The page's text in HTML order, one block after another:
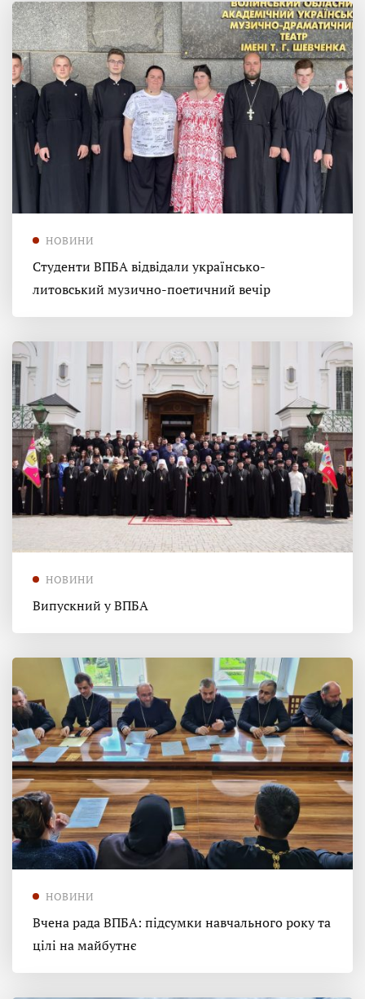
НОВИНИ
Студенти ВПБА відвідали українсько-
литовський музично-поетичний вечір
НОВИНИ
Випускний у ВПБА
НОВИНИ
Вчена рада ВПБА: підсумки навчального року та
цілі на майбутнє